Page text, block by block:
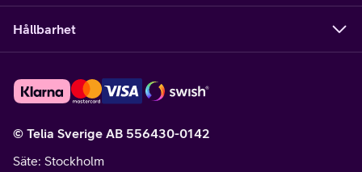
Hållbarhet
© Telia Sverige AB 556430-0142
Säte: Stockholm